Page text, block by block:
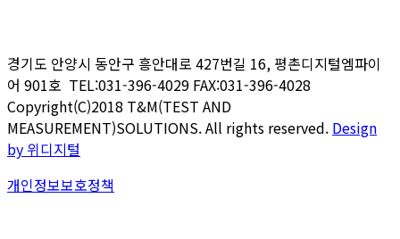
경기도 안양시 동안구 흥안대로 427번길 16, 평촌디지털엠파이
어 901호 TEL:031-396-4029 FAX:031-396-4028
Copyright(C)2018 T&M(TEST AND
MEASUREMENT)SOLUTIONS. All rights reserved. Design
by 위디지털
개인정보보호정책